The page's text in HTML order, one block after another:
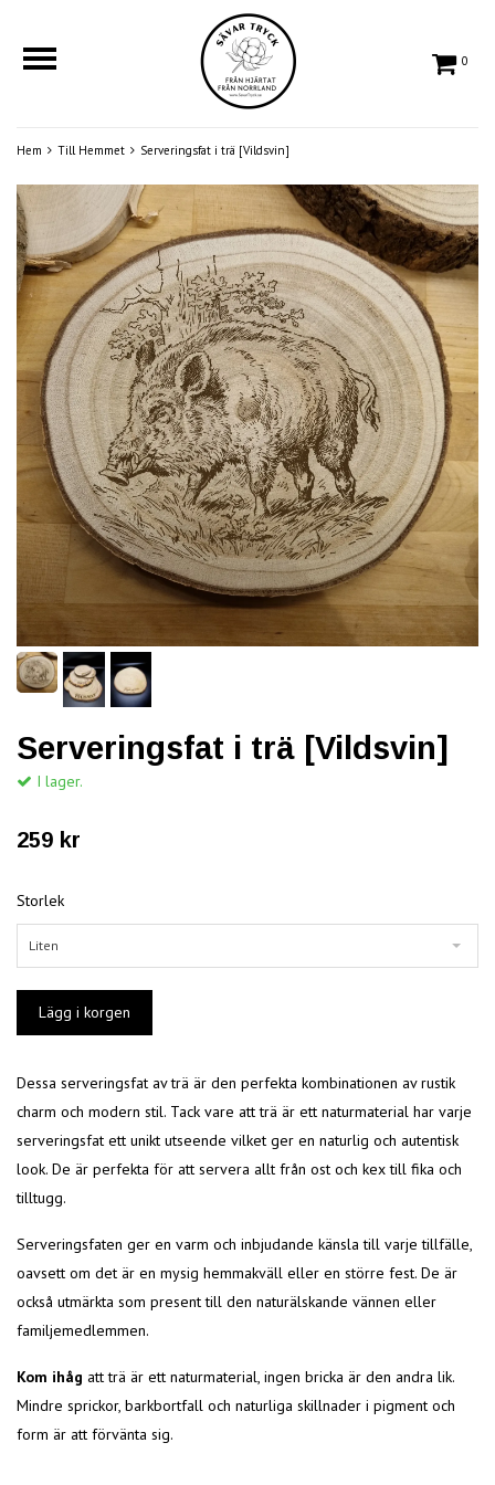
0
Hem Till Hemmet Serveringsfat i trä [Vildsvin]
Serveringsfat i trä [Vildsvin]
I lager.
259 kr
Storlek
Liten
Dessa serveringsfat av trä är den perfekta kombinationen av rustik
charm och modern stil. Tack vare att trä är ett naturmaterial har varje
serveringsfat ett unikt utseende vilket ger en naturlig och autentisk
look. De är perfekta för att servera allt från ost och kex till fika och
tilltugg.
Serveringsfaten ger en varm och inbjudande känsla till varje tillfälle,
oavsett om det är en mysig hemmakväll eller en större fest. De är
också utmärkta som present till den naturälskande vännen eller
familjemedlemmen.
Kom ihåg att trä är ett naturmaterial, ingen bricka är den andra lik.
Mindre sprickor, barkbortfall och naturliga skillnader i pigment och
form är att förvänta sig.